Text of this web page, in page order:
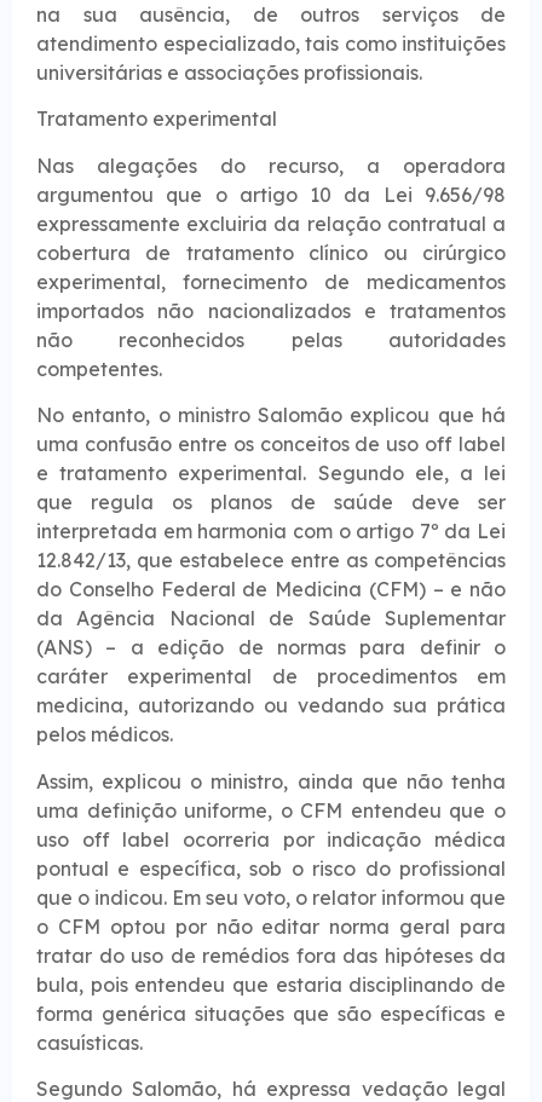
na sua ausência, de outros serviços de
atendimento especializado, tais como instituições
universitárias e associações profissionais.
Tratamento experimental
Nas alegações do recurso, a operadora
argumentou que o artigo 10 da Lei 9.656/98
expressamente excluiria da relação contratual a
cobertura de tratamento clínico ou cirúrgico
experimental, fornecimento de medicamentos
importados não nacionalizados e tratamentos
não reconhecidos pelas autoridades
competentes.
No entanto, o ministro Salomão explicou que há
uma confusão entre os conceitos de uso off label
e tratamento experimental. Segundo ele, a lei
que regula os planos de saúde deve ser
interpretada em harmonia com o artigo 7º da Lei
12.842/13, que estabelece entre as competências
do Conselho Federal de Medicina (CFM) – e não
da Agência Nacional de Saúde Suplementar
(ANS) – a edição de normas para definir o
caráter experimental de procedimentos em
medicina, autorizando ou vedando sua prática
pelos médicos.
Assim, explicou o ministro, ainda que não tenha
uma definição uniforme, o CFM entendeu que o
uso off label ocorreria por indicação médica
pontual e específica, sob o risco do profissional
que o indicou. Em seu voto, o relator informou que
o CFM optou por não editar norma geral para
tratar do uso de remédios fora das hipóteses da
bula, pois entendeu que estaria disciplinando de
forma genérica situações que são específicas e
casuísticas.
Segundo Salomão, há expressa vedação legal